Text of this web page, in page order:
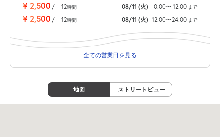
¥ 2,500 / 12時間 08/11 (火) 0:00〜 12:00 まで
¥ 2,500 / 12時間 08/11 (火) 12:00〜24:00 まで
全ての営業日を見る
地図 ストリートビュー